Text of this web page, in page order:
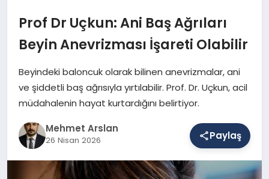
SPOR
MAGAZIN
SAĞLIK
EĞITIM
Prof Dr Uçkun: Ani Baş Ağrıları
Beyin Anevrizması İşareti Olabilir
Beyindeki baloncuk olarak bilinen anevrizmalar, ani
ve şiddetli baş ağrısıyla yırtılabilir. Prof. Dr. Uçkun, acil
müdahalenin hayat kurtardığını belirtiyor.
Mehmet Arslan
26 Nisan 2026 Paylaş